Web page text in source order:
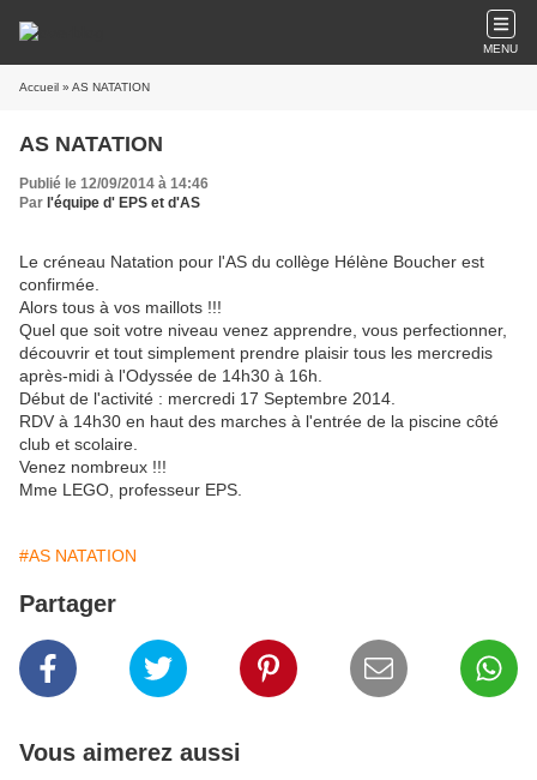
MENU
Accueil » AS NATATION
AS NATATION
Publié le 12/09/2014 à 14:46
Par l'équipe d' EPS et d'AS
Le créneau Natation pour l'AS du collège Hélène Boucher est
confirmée.
Alors tous à vos maillots !!!
Quel que soit votre niveau venez apprendre, vous perfectionner,
découvrir et tout simplement prendre plaisir tous les mercredis
après-midi à l'Odyssée de 14h30 à 16h.
Début de l'activité : mercredi 17 Septembre 2014.
RDV à 14h30 en haut des marches à l'entrée de la piscine côté
club et scolaire.
Venez nombreux !!!
Mme LEGO, professeur EPS.
#AS NATATION
Partager
Vous aimerez aussi